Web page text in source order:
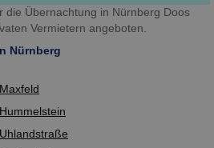
die Übernachtung in Nürnberg Doos
Vermietern angeboten.
Nürnberg
Maxfeld
Hummelstein
Uhlandstraße